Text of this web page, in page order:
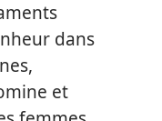
dans
et